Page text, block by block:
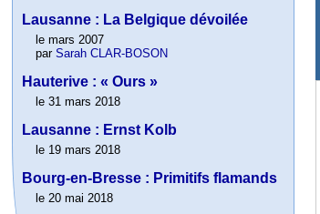
Lausanne : La Belgique dévoilée
le mars 2007
parSarah CLAR-BOSON
Hauterive : « Ours »
le 31 mars 2018
Lausanne : Ernst Kolb
le 19 mars 2018
Bourg-en-Bresse : Primitifs flamands
le 20 mai 2018